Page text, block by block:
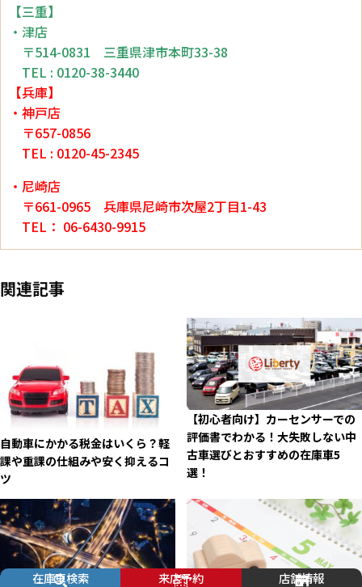
【三重】
・津店
〒514-0831 三重県津市本町33-38
TEL : 0120-38-3440
【兵庫】
・神戸店
〒657-0856
TEL : 0120-45-2345
・尼崎店
〒661-0965 兵庫県尼崎市次屋2丁目1-43
TEL： 06-6430-9915
関連記事
自動車にかかる税金はいくら？軽
課や重課の仕組みや安く抑えるコ
ツ
【初心者向け】カーセンサーでの
評価書でわかる！大失敗しない中
古車選びとおすすめの在庫車5
選！
在庫車検索 来店予約 店舗情報